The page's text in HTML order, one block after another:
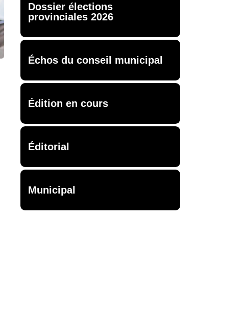
Dossier élections
provinciales 2026
Échos du conseil municipal
Édition en cours
Éditorial
Municipal